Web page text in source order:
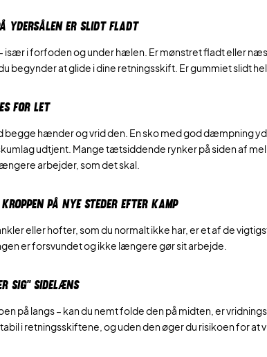
YDERSÅLEN ER SLIDT FLADT
især i forfoden og under hælen. Er mønstret fladt eller
begynder at glide i dine retningsskift. Er gummiet slidt
FOR LET
begge hænder og vrid den. En sko med god dæmpning
udtjent. Mange tætsiddende rynker på siden af
arbejder, som det skal.
PÅ NYE STEDER EFTER KAMP
eller hofter, som du normalt ikke har, er et af de
er forsvundet og ikke længere gør sit arbejde.
SIG” SIDELÆNS
på langs – kan du nemt folde den på midten, er
i retningsskiftene, og uden den øger du risikoen for at